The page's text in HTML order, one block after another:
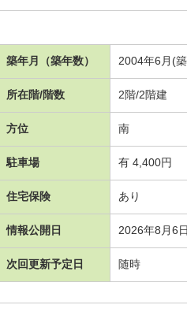
築年月（築年数） 2004年6月(
所在階/階数 2階/2階建
方位 南
駐車場 有 4,400円
住宅保険 あり
情報公開日 2026年8月6日
次回更新予定日 随時